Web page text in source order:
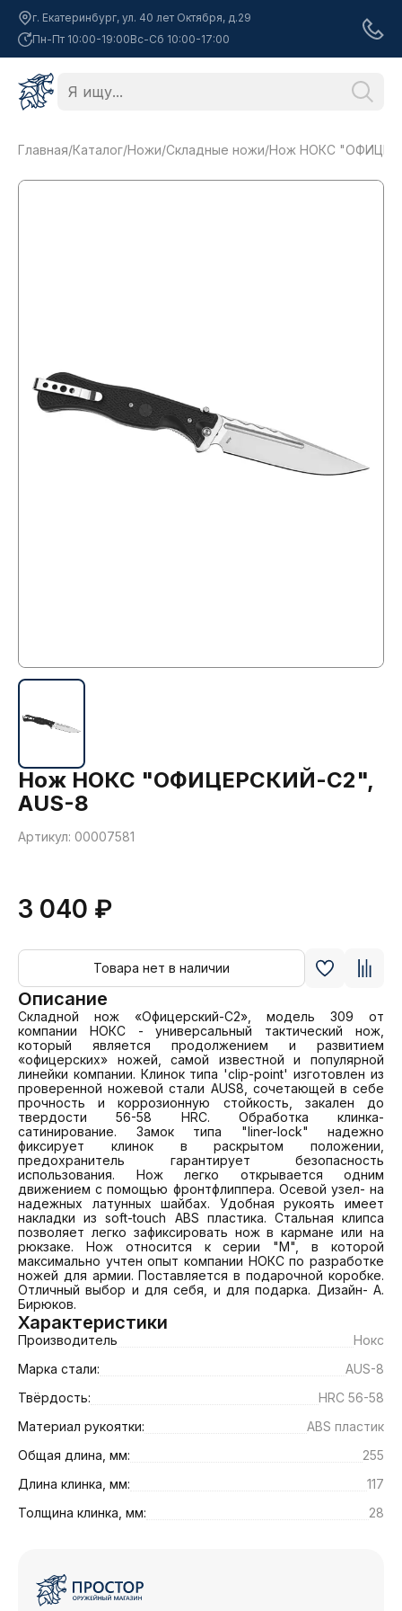
г. Екатеринбург, ул. 40 лет Октября, д.29
Пн-Пт 10:00-19:00Вс-Сб 10:00-17:00
Главная/Каталог/Ножи/Складные ножи/Нож НОКС
Нож НОКС "ОФИЦЕРСКИЙ-С2",
AUS-8
Артикул: 00007581
3 040 ₽
Товара нет в наличии
Описание
Складной нож «Офицерский-С2», модель 309 от
компании НОКС - универсальный тактический нож,
который является продолжением и развитием
«офицерских» ножей, самой известной и популярной
линейки компании. Клинок типа 'clip-point' изготовлен из
проверенной ножевой стали AUS8, сочетающей в себе
прочность и коррозионную стойкость, закален до
твердости 56-58 HRC. Обработка клинка-
сатинирование. Замок типа "liner-lock" надежно
фиксирует клинок в раскрытом положении,
предохранитель гарантирует безопасность
использования. Нож легко открывается одним
движением с помощью фронтфлиппера. Осевой узел- на
надежных латунных шайбах. Удобная рукоять имеет
накладки из soft-touch ABS пластика. Стальная клипса
позволяет легко зафиксировать нож в кармане или на
рюкзаке. Нож относится к серии "M", в которой
максимально учтен опыт компании НОКС по разработке
ножей для армии. Поставляется в подарочной коробке.
Отличный выбор и для себя, и для подарка. Дизайн- А.
Бирюков.
Характеристики
Производитель
Нокс
Марка стали:
AUS-8
Твёрдость:
HRC 56-58
Материал рукоятки:
ABS пластик
Общая длина, мм:
255
Длина клинка, мм:
117
Толщина клинка, мм:
28